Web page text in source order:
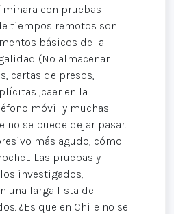
con pruebas
tiempos remotos son
básicos de la
(No almacenar
cartas de presos,
,caer en la
móvil y muchas
no se puede dejar pasar.
más agudo, cómo
Las pruebas y
investigados,
una larga lista de
¿Es que en Chile no se